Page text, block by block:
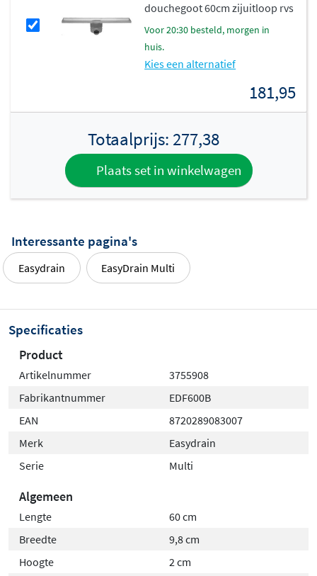
douchegoot 60cm zijuitloop rvs
voor 20:30 besteld, morgen in
huis.
Kies een alternatief
181,95
Totaalprijs: 277,38
Plaats set in winkelwagen
Interessante pagina's
Easydrain EasyDrain Multi
Specificaties
Product
Artikelnummer
3755908
Fabrikantnummer
EDF600B
EAN
8720289083007
Merk
Easydrain
Serie
Multi
Algemeen
Lengte
60 cm
Breedte
9,8 cm
Hoogte
2 cm